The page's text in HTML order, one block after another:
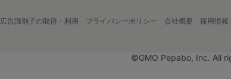
広告識別子の取得・利用 プライバシーポリシー 会社概要 採用情報
©GMO Pepabo, Inc. All